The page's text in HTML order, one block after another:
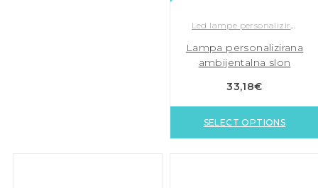
Led lampe personalizirane
Lampa personalizirana
ambijentalna slon
33,18€
SELECT OPTIONS